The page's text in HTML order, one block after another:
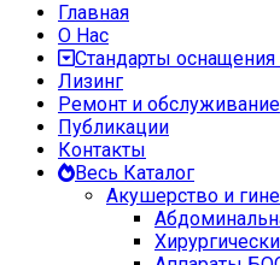
Главная
О Нас
Стандарты
Лизинг
Ремонт и обслуживание
Публикации
Контакты
Весь Каталог
Акушерство и